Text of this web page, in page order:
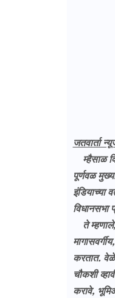
जतवार्ता
म्हैसाळ
पूर्णवळ
इंडियाच्या
विधानसभा
ते म्हणाले,
करतात.
चौकशी
करावे,